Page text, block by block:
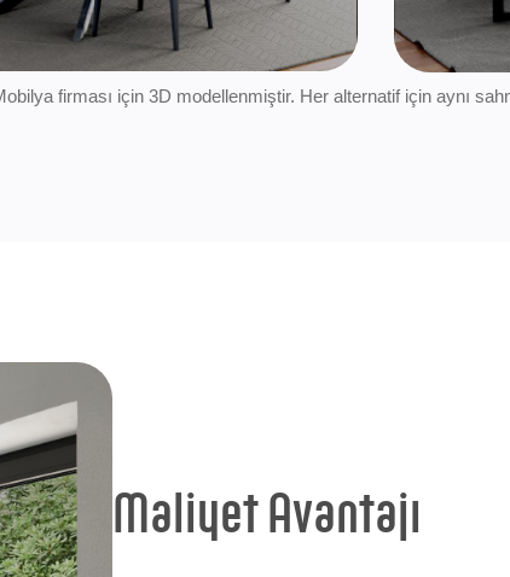
firması için 3D modellenmiştir. Her alternatif için aynı
Maliyet Avantajı